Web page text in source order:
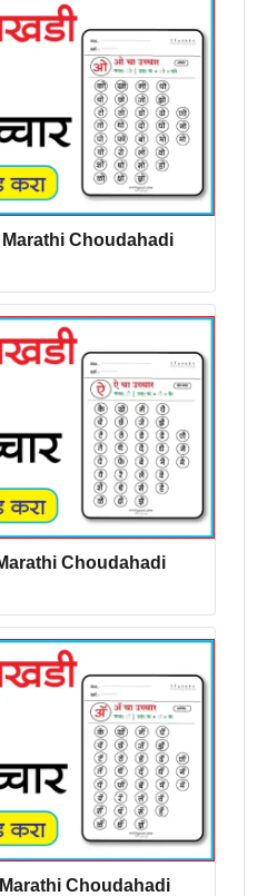
| Marathi Choudahadi
| Marathi Choudahadi
| Marathi Choudahadi